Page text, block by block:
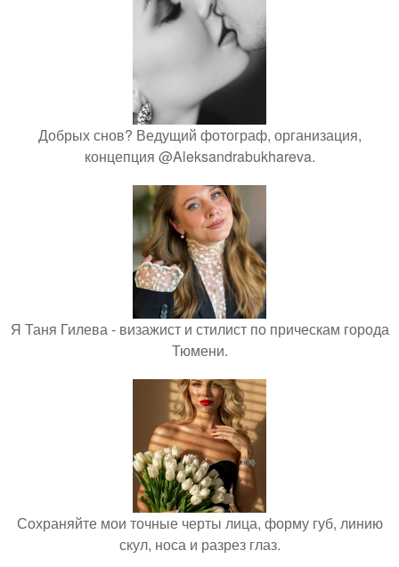
Добрых снов? Ведущий фотограф, организация,
концепция @Aleksandrabukhareva.
Я Таня Гилева - визажист и стилист по прическам города
Тюмени.
Сохраняйте мои точные черты лица, форму губ, линию
скул, носа и разрез глаз.